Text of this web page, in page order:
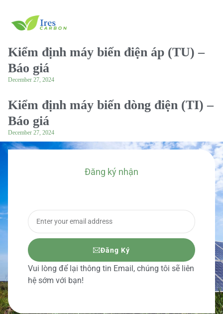
Kiểm định máy biến điện áp (TU) –
Báo giá
December 27, 2024
Kiểm định máy biến dòng điện (TI) –
Báo giá
December 27, 2024
Đăng ký nhận
Đăng Ký
Vui lòng để lại thông tin Email, chúng tôi sẽ liên
hệ sớm với bạn!